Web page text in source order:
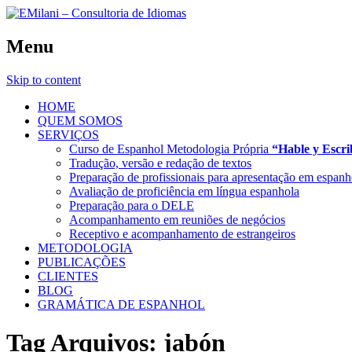
Menu
Skip to content
HOME
QUEM SOMOS
SERVIÇOS
Curso de Espanhol Metodologia Própria “Hable y
Tradução, versão e redação de textos
Preparação de profissionais para apresentação em
Avaliação de proficiência em língua espanhola
Preparação para o DELE
Acompanhamento em reuniões de negócios
Receptivo e acompanhamento de estrangeiros
METODOLOGIA
PUBLICAÇÕES
CLIENTES
BLOG
GRAMÁTICA DE ESPANHOL
Tag Arquivos: jabón